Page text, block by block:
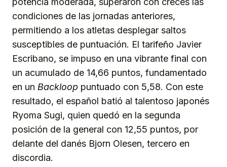
condiciones de las jornadas anteriores,
permitiendo a los atletas desplegar saltos
susceptibles de puntuación. El tarifeño Javier
Escribano, se impuso en una vibrante final con
un acumulado de 14,66 puntos, fundamentado
en un Backloop puntuado con 5,58. Con este
resultado, el español batió al talentoso japonés
Ryoma Sugi, quien quedó en la segunda
posición de la general con 12,55 puntos, por
delante del danés Bjorn Olesen, tercero en
discordia.